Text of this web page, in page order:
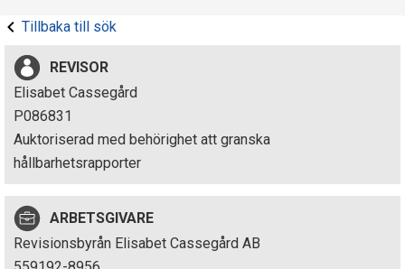
r
s
i
n
s
p
e
Tillbaka till sök
REVISOR
Elisabet Cassegård
P086831
Auktoriserad med behörighet att granska
hållbarhetsrapporter
ARBETSGIVARE
Revisionsbyrån Elisabet Cassegård AB